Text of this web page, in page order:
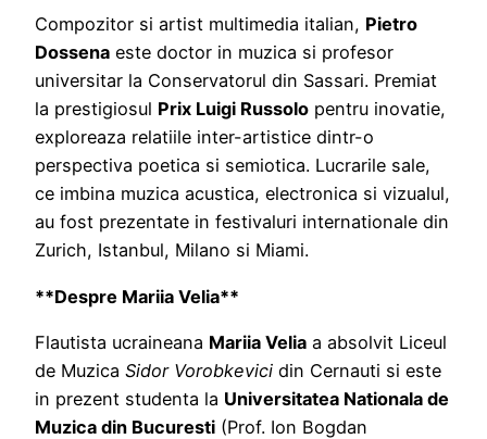
Compozitor si artist multimedia italian, Pietro
Dossena este doctor in muzica si profesor
universitar la Conservatorul din Sassari. Premiat
la prestigiosul Prix Luigi Russolo pentru inovatie,
exploreaza relatiile inter-artistice dintr-o
perspectiva poetica si semiotica. Lucrarile sale,
ce imbina muzica acustica, electronica si vizualul,
au fost prezentate in festivaluri internationale din
Zurich, Istanbul, Milano si Miami.
**Despre Mariia Velia**
Flautista ucraineana Mariia Velia a absolvit Liceul
de Muzica Sidor Vorobkevici din Cernauti si este
in prezent studenta la Universitatea Nationala de
Muzica din Bucuresti (Prof. Ion Bogdan